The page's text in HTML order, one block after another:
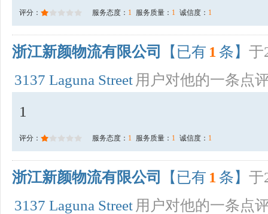
评分： 服务态度： 1 服务质量： 1 诚信度： 1
浙江新颜物流有限公司 【已有 1 条】 于
3137 Laguna Street 用户对他的一条点
1
评分： 服务态度： 1 服务质量： 1 诚信度： 1
浙江新颜物流有限公司 【已有 1 条】 于
3137 Laguna Street 用户对他的一条点